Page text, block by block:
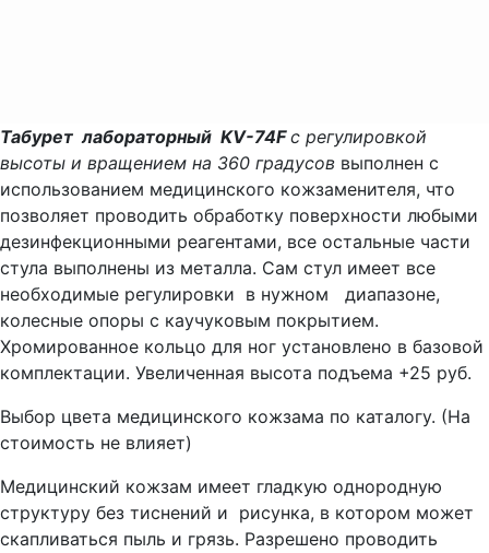
Табурет лабораторный KV-74Fс регулировкой
высоты и вращением на 360 градусов выполнен с
использованием медицинского кожзаменителя, что
позволяет проводить обработку поверхности любыми
дезинфекционными реагентами, все остальные части
стула выполнены из металла. Сам стул имеет все
необходимые регулировки в нужном диапазоне,
колесные опоры с каучуковым покрытием.
Хромированное кольцо для ног установлено в базовой
комплектации. Увеличенная высота подъема +25 руб.
Выбор цвета медицинского кожзама по каталогу. (На
стоимость не влияет)
Медицинский кожзам имеет гладкую однородную
структуру без тиснений и рисунка, в котором может
скапливаться пыль и грязь. Разрешено проводить